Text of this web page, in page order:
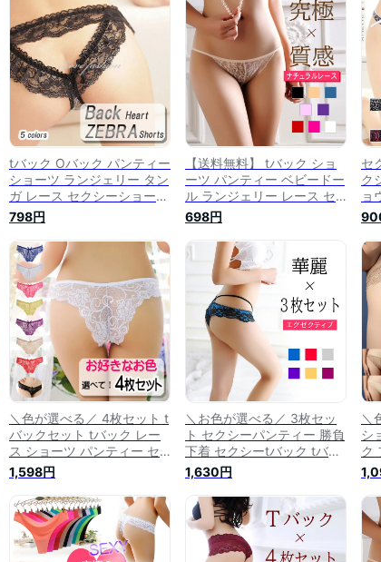
tバック Oバック パンティー
ショーツ ランジェリー タン
ガ レース セクシーショーツ
セクシーパンティー レース
ショーツ レースパンティー
フリルショーツ フリルパン
ティー セクシーランジェリ
ー
798円
【送料無料】 tバック ショ
ーツ パンティー ベビードー
ル ランジェリー レース セ
クシーショーツ セクシーパ
ンティー レースショーツ レ
ースパンティー セクシーラ
ンジェリー セールショーツ
フルバックショーツ
698円
セ
ク
ョ
シ
ツ
ブ
ー
ィ
＼色が選べる／ 4枚セット t
バックセット tバック レー
ス ショーツ パンティー セ
クシーランジェリー セクシ
ーパンティー セクシーショ
ーツ レースショーツ レース
パンティー パンティーセッ
ト ショーツセット 【送料無
料】
1,598円
＼お色が選べる／ 3枚セッ
ト セクシーパンティー 勝負
下着 セクシーtバック tバッ
ク パンティー ショーツ Tバ
ック ランジェリー セクシー
ショーツ レースショーツ レ
ースパンティー セクシーラ
ンジェリー レディース
1,630円
＼
シ
ク
レ
ク
ョ
ク
シ